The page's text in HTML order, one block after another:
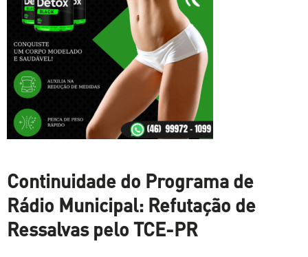
Continuidade do Programa de
Rádio Municipal: Refutação de
Ressalvas pelo TCE-PR